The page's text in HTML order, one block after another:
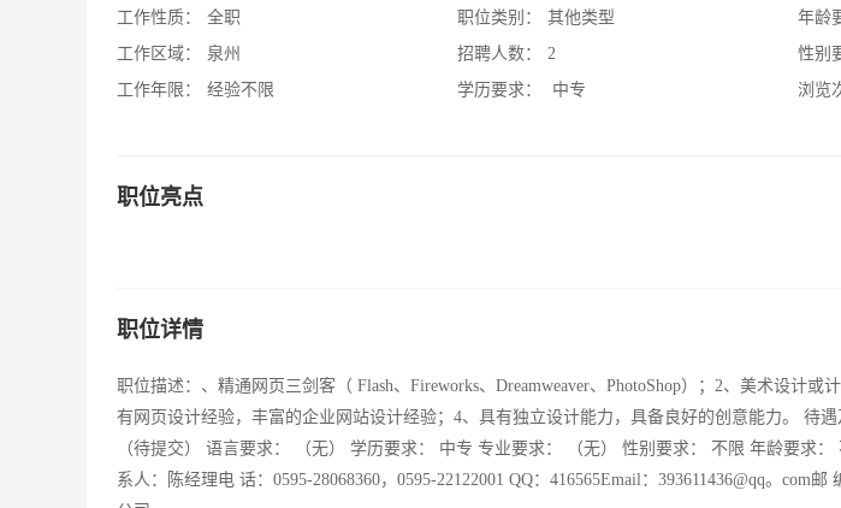
工作性质：
全职
工作区域：
泉州
工作年限：
经验不限
职位类别：
其他类型
招聘人数：
2
学历要求：
中专
年龄
性别
浏览
职位亮点
职位详情
职位描述：、精通网页三剑客（ Flash、Fireworks、Dreamweaver、PhotoShop）；2、美术设计
有网页设计经验，丰富的企业网站设计经验；4、具有独立设计能力，具备良好的创意能力。 待遇
（待提交） 语言要求： （无） 学历要求： 中专 专业要求： （无） 性别要求： 不限 年龄要求
系人：陈经理电 话：0595-28068360，0595-22122001 QQ：416565Email：393611436@qq。com